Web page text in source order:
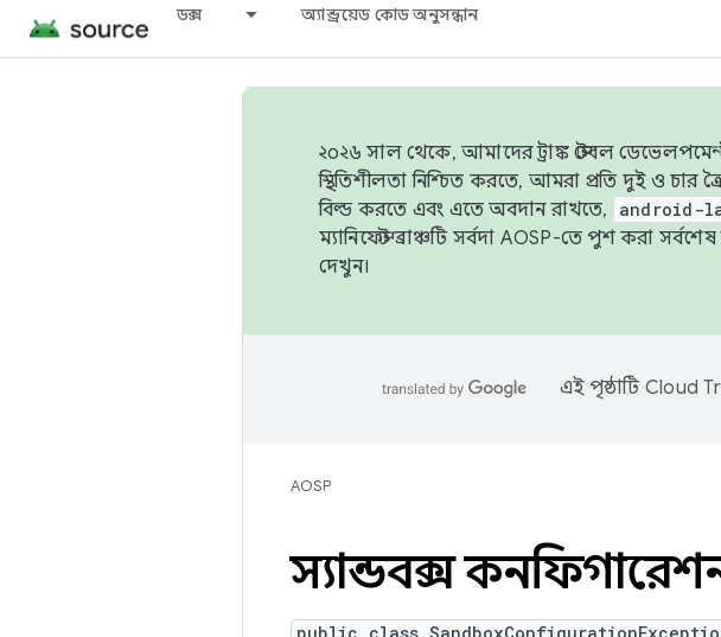
ডক্স অ্যান্ড্রয়েড কোড অনুসন্ধান
২০২৬ সাল থেকে, আমাদের ট্রাঙ্ক স্টেবল
স্থিতিশীলতা নিশ্চিত করতে, আমরা প্রতি দুই ও
বিল্ড করতে এবং এতে অবদান রাখতে,
android-
ম্যানিফেস্ট ব্রাঞ্চটি সর্বদা AOSP-তে পুশ করা
দেখুন।
এই পৃষ্ঠাটি Cloud
AOSP
স্যান্ডবক্স